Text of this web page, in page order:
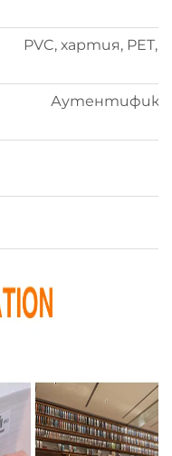
PVC, хартия,